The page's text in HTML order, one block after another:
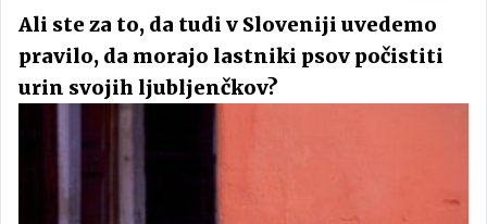
Ali ste za to, da tudi v Sloveniji uvedemo
pravilo, da morajo lastniki psov počistiti
urin svojih ljubljenčkov?